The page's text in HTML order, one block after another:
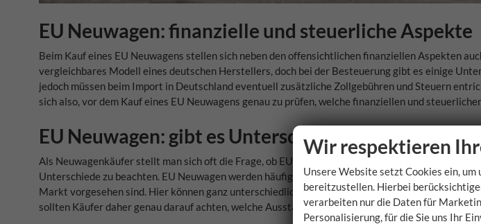
EU Neuwagen: finanzielle und steuerliche Aspekte
Beim Kauf eines EU Neuwagens stellen sich neben den offensichtlichen finanziellen Aspekten
vergleichbares Modell eines deutschen Herstellers, doch bei der Besteuerung gibt es einige
jedoch müssen beim Import in Deutschland eventuell zusätzliche Zollgebühren und Steuern
sich also, vor dem Kauf eines EU Neuwagens genau zu prüfen, welche finanziellen und
EU Neuwagen: gibt es Unterschiede bei der
Als Neuwagenkäufer stellt man sich oft die Frage, ob EU Neuwagen hinsichtlich ihrer
Unterschiede zu beachten. EU Neuwagen werden häufig für den Export produziert und
Markt vorgesehen sind. Hier können ganz unterschiedliche Merkmale wie beispielsweise die
sollten Käufer daher genau darauf achten, welche Ausstattungsvarianten angeboten werden, um
Wir respektieren
Unsere Website setzt Cookies ein, um
bereitzustellen. Hierbei
verarbeiten nur die Daten für
Personalisierung, für die Sie uns Ihr